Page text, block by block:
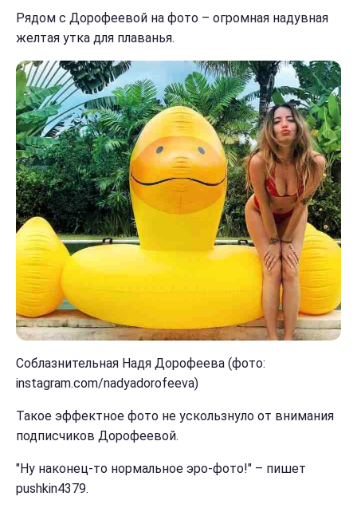
Рядом с Дорофеевой на фото – огромная надувная
желтая утка для плаванья.
Соблазнительная Надя Дорофеева (фото:
instagram.com/nadyadorofeeva)
Такое эффектное фото не ускользнуло от внимания
подписчиков Дорофеевой.
"Ну наконец-то нормальное эро-фото!" – пишет
pushkin4379.